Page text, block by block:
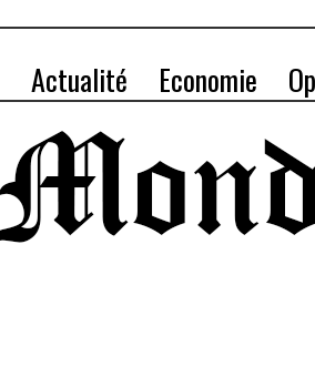
Actualité Economie